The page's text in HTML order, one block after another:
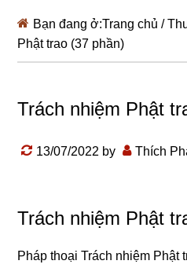
Bạn đang ở:Trang chủ /
Phật trao (37 phần)
Trách nhiệm Phật
13/07/2022 by Thích
Trách nhiệm Phật
Pháp thoại Trách nhiệm